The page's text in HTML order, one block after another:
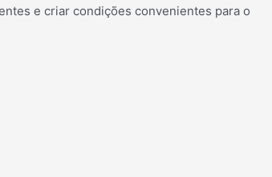
e criar condições convenientes para o